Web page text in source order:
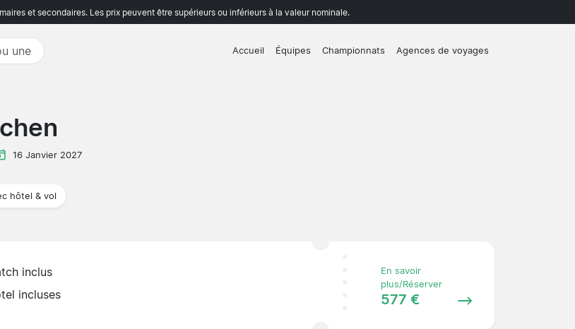
et secondaires. Les prix peuvent être supérieurs ou inférieurs à la valeur nominale.
Accueil Équipes Championnats Agences de voyages
16 Janvier 2027
hôtel & vol
inclus
incluses
En savoir
plus/Réserver
577 €